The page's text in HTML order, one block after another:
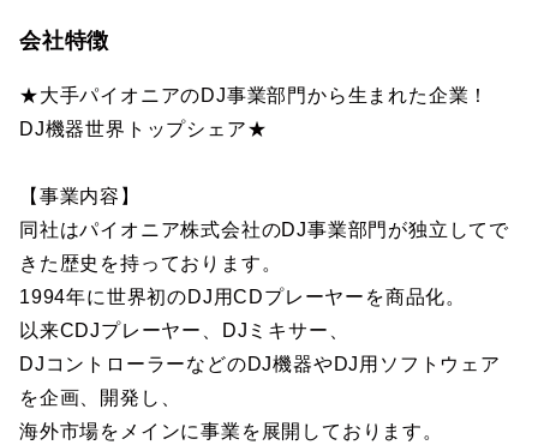
会社特徴
★大手パイオニアのDJ事業部門から生まれた企業！
DJ機器世界トップシェア★
【事業内容】
同社はパイオニア株式会社のDJ事業部門が独立してで
きた歴史を持っております。
1994年に世界初のDJ用CDプレーヤーを商品化。
以来CDJプレーヤー、DJミキサー、
DJコントローラーなどのDJ機器やDJ用ソフトウェア
を企画、開発し、
海外市場をメインに事業を展開しております。